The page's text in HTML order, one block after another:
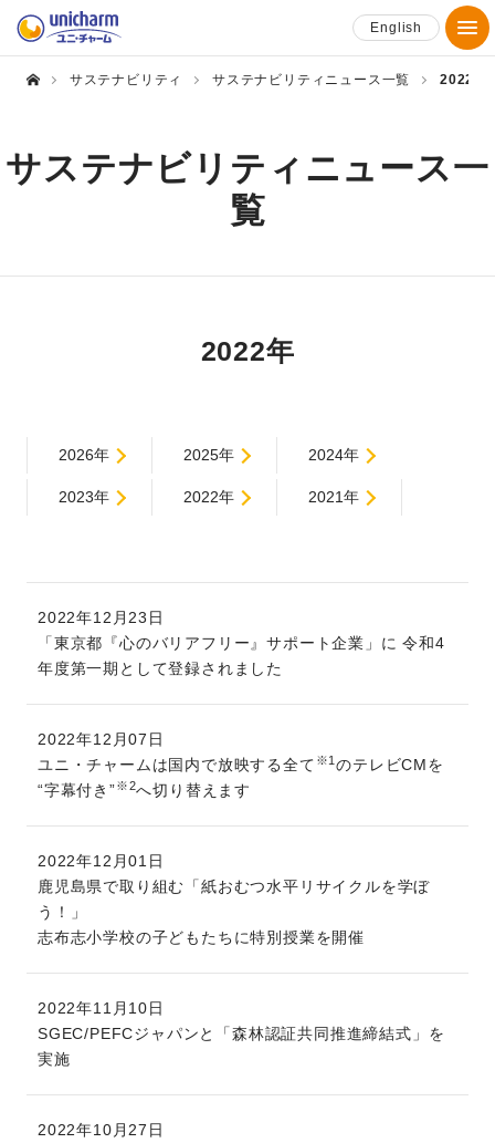
English
サステナビリティ サステナビリティニュース一覧 2022年
サステナビリティニュース一
覧
2022年
2026年 2025年 2024年
2023年 2022年 2021年
2022年12月23日
「東京都『心のバリアフリー』サポート企業」に 令和4
年度第一期として登録されました
2022年12月07日
ユニ・チャームは国内で放映する全て ※1 のテレビCMを
“字幕付き”※2へ切り替えます
2022年12月01日
鹿児島県で取り組む「紙おむつ水平リサイクルを学ぼ
う！」
志布志小学校の子どもたちに特別授業を開催
2022年11月10日
SGEC/PEFCジャパンと「森林認証共同推進締結式」を
実施
2022年10月27日